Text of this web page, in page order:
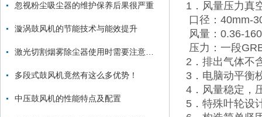
忽视粉尘吸尘器的维护保养后果很严重
漩涡鼓风机的节能技术与能效提升
多段式鼓风机竟然有这么多优势！
中压鼓风机的性能特点及配置
1．风量压力真
口径：40mm-
风量：0.36-
压力：一段
2．排出气体不
3．电脑动平衡
4．风量稳定，
5．特殊叶轮设